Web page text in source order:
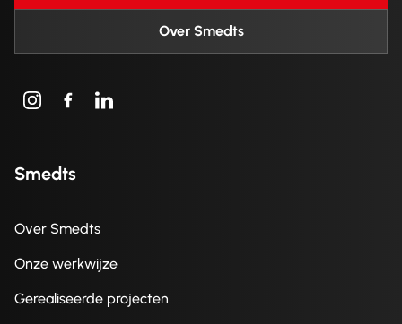
Over Smedts
Smedts
Over Smedts
Onze werkwijze
Gerealiseerde projecten